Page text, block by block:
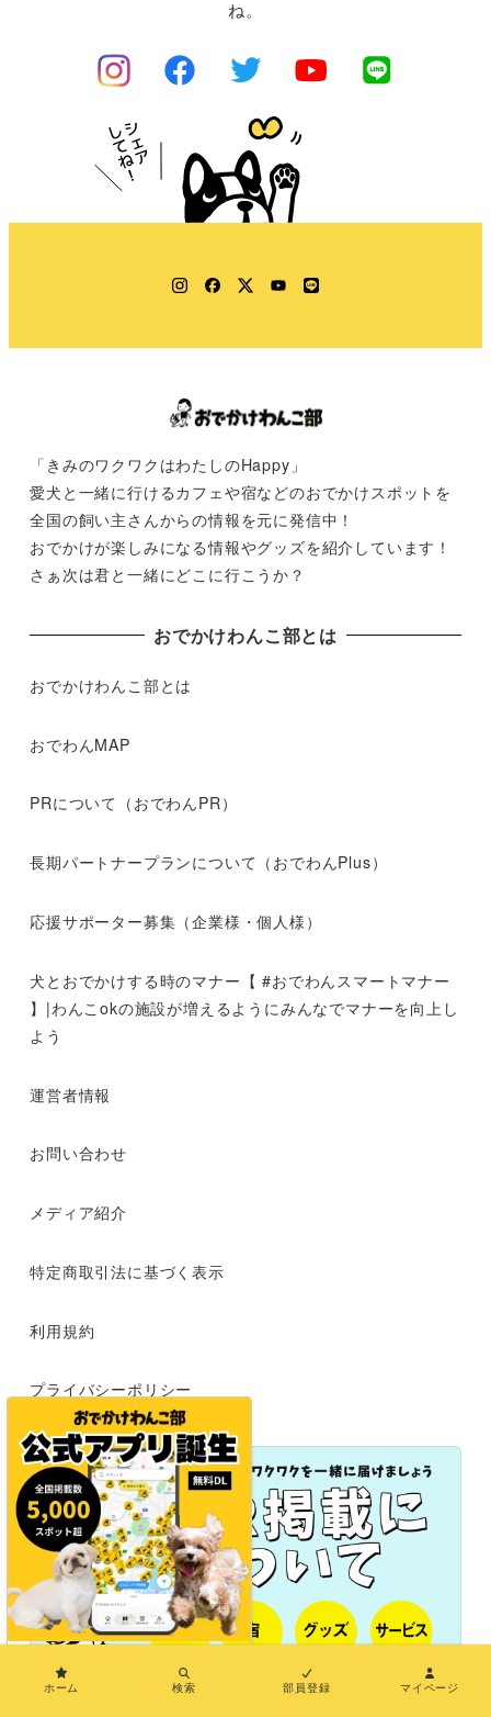
ね。
Instagram
Facebook
TwitterYouTube
LINE
「きみのワクワクはわたしのHappy」
愛犬と一緒に行けるカフェや宿などのおでかけスポットを
全国の飼い主さんからの情報を元に発信中！
おでかけが楽しみになる情報やグッズを紹介しています！
さぁ次は君と一緒にどこに行こうか？
おでかけわんこ部とは
おでかけわんこ部とは
おでわんMAP
PRについて（おでわんPR）
長期パートナープランについて（おでわんPlus）
応援サポーター募集（企業様・個人様）
犬とおでかけする時のマナー【 #おでわんスマートマナー
】|わんこokの施設が増えるようにみんなでマナーを向上し
よう
運営者情報
お問い合わせ
メディア紹介
特定商取引法に基づく表示
利用規約
プライバシーポリシー
ホーム 検索 部員登録 マイページ